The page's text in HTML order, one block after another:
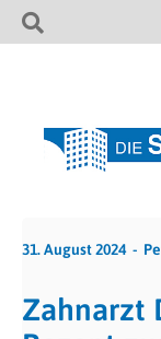
31. August 2024
Zahnarzt